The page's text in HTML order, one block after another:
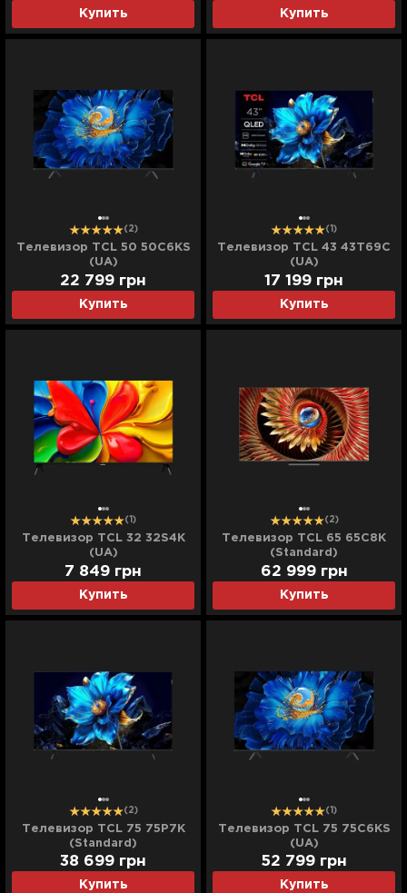
Купить Купить
(2)
Телевизор TCL 50 50C6KS
(UA)
Купить
22 799 грн
(1)
Телевизор TCL 43 43T69C
(UA)
Купить
17 199 грн
(1)
Телевизор TCL 32 32S4K
(UA)
Купить
7 849 грн
(2)
Телевизор TCL 65 65C8K
(Standard)
Купить
62 999 грн
(2)
Телевизор TCL 75 75P7K
(Standard)
Купить
38 699 грн
(1)
Телевизор TCL 75 75C6KS
(UA)
Купить
52 799 грн